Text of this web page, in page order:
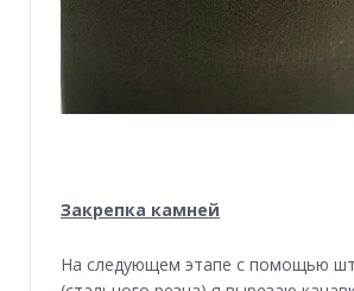
Закрепка камней
На следующем этапе с помощью